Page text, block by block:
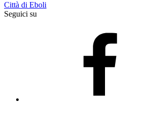
Città di Eboli
Seguici su